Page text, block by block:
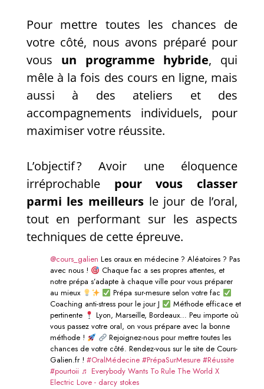
Pour mettre toutes les chances de
votre côté, nous avons préparé pour
vous un programme hybride, qui
mêle à la fois des cours en ligne, mais
aussi à des ateliers et des
accompagnements individuels, pour
maximiser votre réussite.
L’objectif ? Avoir une éloquence
irréprochable pour vous classer
parmi les meilleursle jour de l’oral,
tout en performant sur les aspects
techniques de cette épreuve.
@cours_galien Les oraux en médecine ? Aléatoires ? Pas
avec nous !
Chaque fac a ses propres attentes, et
notre prépa s’adapte à chaque ville pour vous préparer
au mieux
Prépa sur-mesure selon votre fac
Coaching anti-stress pour le jour J
Méthode efficace et
pertinente
Lyon, Marseille, Bordeaux… Peu importe où
vous passez votre oral, on vous prépare avec la bonne
méthode !
Rejoignez-nous pour mettre toutes les
chances de votre côté. Rendez-vous sur le site de Cours-
Galien.fr ! #OralMédecine #PrépaSurMesure #Réussite
#pourtoii ♬ Everybody Wants To Rule The World X
Electric Love - darcy stokes